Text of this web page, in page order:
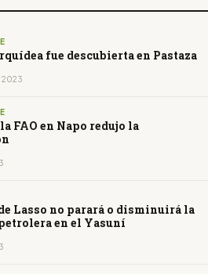
fue descubierta en Pastaza
2023
FAO en Napo redujo la
Lasso no parará o disminuirá la
en el Yasuní